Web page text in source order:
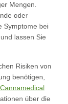
Mengen.
oder
Symptome bei
lassen Sie
Risiken von
benötigen,
Cannamedical
über die